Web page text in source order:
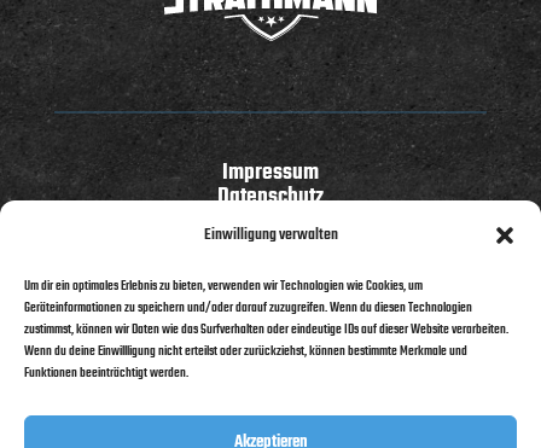
Einwilligung verwalten
Um dir ein optimales Erlebnis zu bieten, verwenden wir Technologien wie Cookies, um
Geräteinformationen zu speichern und/oder darauf zuzugreifen. Wenn du diesen Technologien
zustimmst, können wir Daten wie das Surfverhalten oder eindeutige IDs auf dieser Website verarbeiten.
Wenn du deine Einwillligung nicht erteilst oder zurückziehst, können bestimmte Merkmale und
Funktionen beeinträchtigt werden.
Akzeptieren
Impressum
Datenschutz
Cookie-Richtlinie (EU)
Melde dich bei uns!
05442 8057210